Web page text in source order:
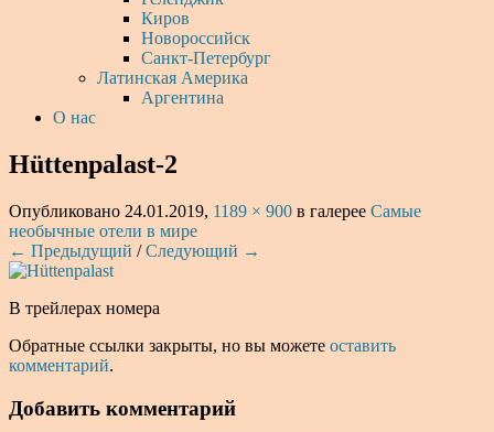
Киров
Новороссийск
Санкт-Петербург
Латинская Америка
Аргентина
О нас
Hüttenpalast-2
Опубликовано 24.01.2019, 1189 × 900 в галерее Самые
необычные отели в мире
← Предыдущий /Следующий →
В трейлерах номера
Обратные ссылки закрыты, но вы можете оставить
комментарий.
Добавить комментарий